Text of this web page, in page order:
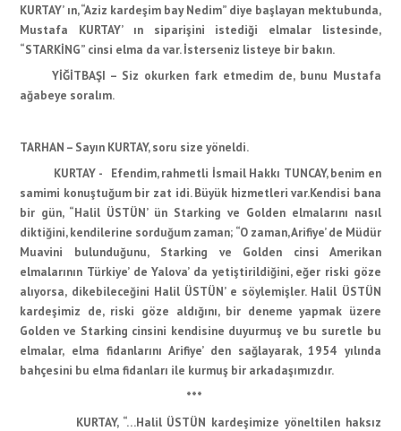
KURTAY’ ın, “Aziz kardeşim bay Nedim” diye başlayan mektubunda,
Mustafa KURTAY’ ın siparişini istediği elmalar listesinde,
“STARKİNG” cinsi elma da var. İsterseniz listeye bir bakın.
YİĞİTBAŞI – Siz okurken fark etmedim de, bunu Mustafa
ağabeye soralım.
TARHAN – Sayın KURTAY, soru size yöneldi.
KURTAY - Efendim, rahmetli İsmail Hakkı TUNCAY, benim en
samimi konuştuğum bir zat idi. Büyük hizmetleri var.Kendisi bana
bir gün, “Halil ÜSTÜN’ ün Starking ve Golden elmalarını nasıl
diktiğini, kendilerine sorduğum zaman; “O zaman, Arifiye’ de Müdür
Muavini bulunduğunu, Starking ve Golden cinsi Amerikan
elmalarının Türkiye’ de Yalova’ da yetiştirildiğini, eğer riski göze
alıyorsa, dikebileceğini Halil ÜSTÜN’ e söylemişler. Halil ÜSTÜN
kardeşimiz de, riski göze aldığını, bir deneme yapmak üzere
Golden ve Starking cinsini kendisine duyurmuş ve bu suretle bu
elmalar, elma fidanlarını Arifiye’ den sağlayarak, 1954 yılında
bahçesini bu elma fidanları ile kurmuş bir arkadaşımızdır.
***
KURTAY, “…Halil ÜSTÜN kardeşimize yöneltilen haksız